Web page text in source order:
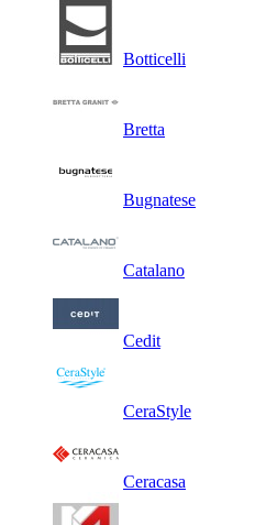
Botticelli
Bretta
Bugnatese
Catalano
Cedit
CeraStyle
Ceracasa